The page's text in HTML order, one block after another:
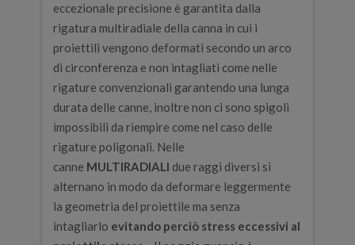
eccezionale precisione è garantita dalla
rigatura multiradiale della canna in cui i
proiettili vengono deformati secondo un arco
di circonferenza e non intagliati come nelle
rigature convenzionali garantendo una lunga
durata delle canne, inoltre non ci sono spigoli
impossibili da riempire come nel caso delle
rigature poligonali. Nelle
canne MULTIRADIALI due raggi diversi si
alternano in modo da deformare leggermente
la geometria del proiettile ma senza
intagliarlo evitando perciò stress eccessivi al